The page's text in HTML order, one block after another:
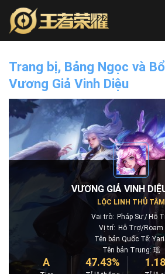
Skip
content
Trang bị, Bảng Ngọc và
Vương Giả Vinh Diệu
VƯƠNG GIẢ VINH
LỘC LINH THỦ TÂM
Vai trò: Pháp Sư
Hỗ
Vị trí: Hỗ Trợ/Roam
Tên bản Quốc Tế:
Tên bản Trung: 瑶
A 47.43%